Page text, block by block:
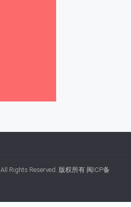
All Rights Reserved. 版权所有 闽ICP备